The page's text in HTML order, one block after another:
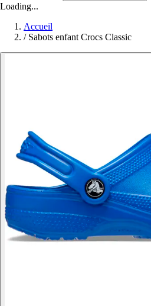
Loading...
Accueil
/ Sabots enfant Crocs Classic